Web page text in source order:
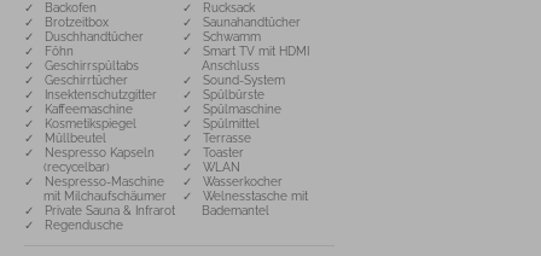
✓ Backofen
✓ Brotzeitbox
✓ Duschhandtücher
✓ Föhn
✓ Geschirrspültabs
✓ Geschirrtücher
✓ Insektenschutzgitter
✓ Kaffeemaschine
✓ Kosmetikspiegel
✓ Müllbeutel
✓ Nespresso Kapseln
(recycelbar)
✓ Nespresso-Maschine
mit Milchaufschäumer
✓ Private Sauna & Infrarot
✓ Regendusche
✓ Rucksack
✓ Saunahandtücher
✓ Schwamm
✓ Smart TV mit HDMI
Anschluss
✓ Sound-System
✓ Spülbürste
✓ Spülmaschine
✓ Spülmittel
✓ Terrasse
✓ Toaster
✓ WLAN
✓ Wasserkocher
✓ Welnesstasche mit
Bademantel